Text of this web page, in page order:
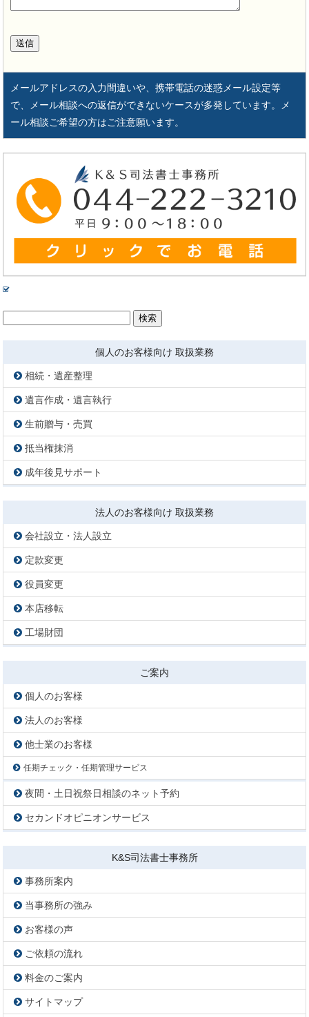
メールアドレスの入力間違いや、携帯電話の迷惑メール設定等
で、メール相談への返信ができないケースが多発しています。メ
ール相談ご希望の方はご注意願います。
検
索:
個人のお客様向け 取扱業務
相続・遺産整理
遺言作成・遺言執行
生前贈与・売買
抵当権抹消
成年後見サポート
法人のお客様向け 取扱業務
会社設立・法人設立
定款変更
役員変更
本店移転
工場財団
ご案内
個人のお客様
法人のお客様
他士業のお客様
任期チェック・任期管理サービス
夜間・土日祝祭日相談のネット予約
セカンドオピニオンサービス
K&S司法書士事務所
事務所案内
当事務所の強み
お客様の声
ご依頼の流れ
料金のご案内
サイトマップ